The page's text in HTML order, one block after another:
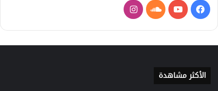
فيسبوكيوتيوبساوند
كلاود
انستقرام
الأكثر مشاهدة